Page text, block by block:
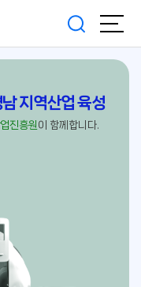
남 지역산업 육성
진흥원 이 함께합니다.